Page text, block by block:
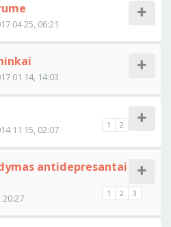
04 25, 06:21
01 14, 14:03
1 2
11 15, 02:07
antidepresantai
1 2 3
20:27